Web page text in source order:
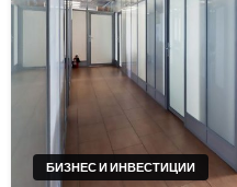
БИЗНЕС И ИНВЕСТИЦИИ